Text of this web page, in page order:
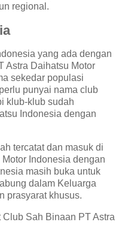
regional.
yang ada dengan
Astra Daihatsu Motor
sekedar populasi
punyai nama club
klub-klub sudah
Indonesia dengan
tercatat dan masuk di
Indonesia dengan
masih buka untuk
dalam Keluarga
prasyarat khusus.
Club Sah Binaan PT Astra